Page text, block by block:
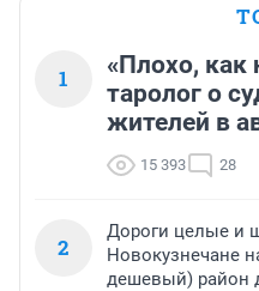
1
«Плохо, как
таролог о
жителей в
15 393 28
2
Дороги целые и
Новокузнечане
дешевый) район